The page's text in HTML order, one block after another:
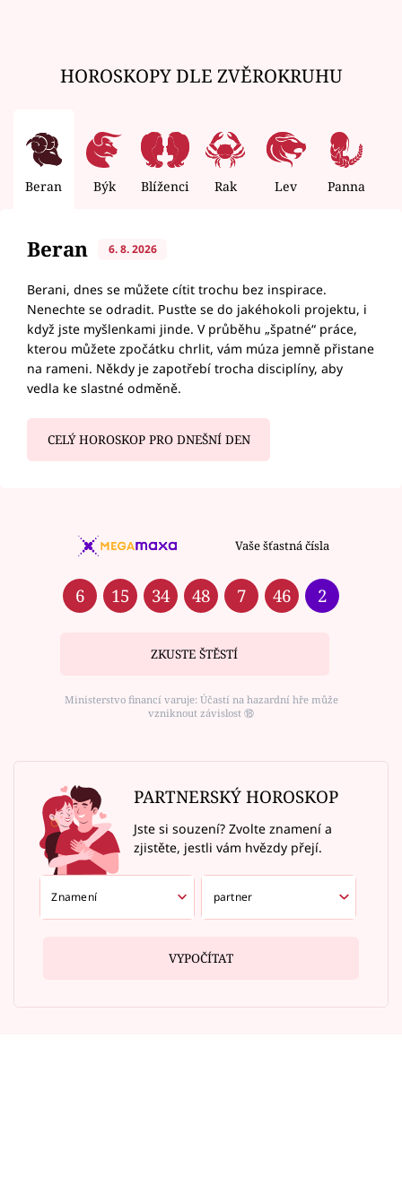
HOROSKOPY DLE ZVĚROKRUHU
Beran Býk Blíženci Rak Lev Panna
Beran 6. 8. 2026
Berani, dnes se můžete cítit trochu bez inspirace.
Nenechte se odradit. Pusťte se do jakéhokoli projektu, i
když jste myšlenkami jinde. V průběhu „špatné“ práce,
kterou můžete zpočátku chrlit, vám múza jemně přistane
na rameni. Někdy je zapotřebí trocha disciplíny, aby
vedla ke slastné odměně.
CELÝ HOROSKOP PRO DNEŠNÍ DEN
Vaše šťastná čísla
6 15 34 48 7 46 2
ZKUSTE ŠTĚSTÍ
Ministerstvo financí varuje: Účastí na hazardní hře může
vzniknout závislost ⑱
PARTNERSKÝ HOROSKOP
Jste si souzení? Zvolte znamení a
zjistěte, jestli vám hvězdy přejí.
VYPOČÍTAT